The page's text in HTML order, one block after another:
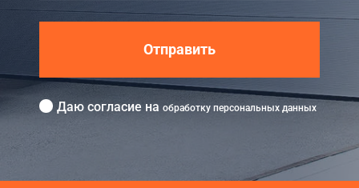
Отправить
Даю согласие на обработку персональных данных